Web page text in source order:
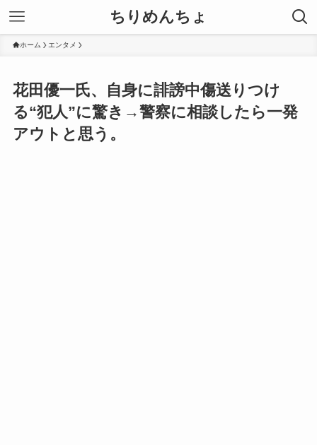
ちりめんちょ
ホーム エンタメ
花田優一氏、自身に誹謗中傷送りつけ
る“犯人”に驚き→警察に相談したら一発
アウトと思う。